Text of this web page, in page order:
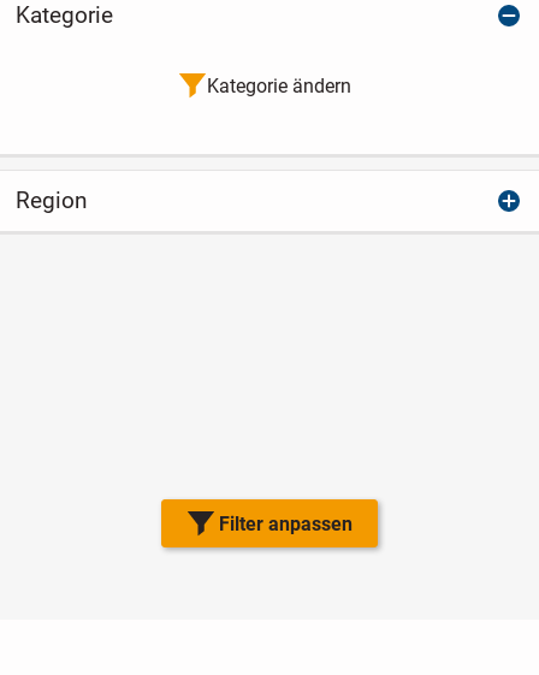
Filter anpassen
Kategorie
Kategorie ändern
Region